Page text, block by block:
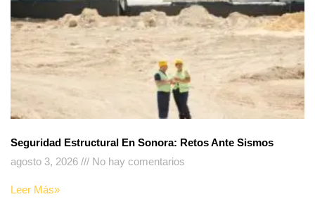
Seguridad Estructural En Sonora: Retos Ante Sismos
agosto 3, 2026
No hay comentarios
Leer Más»